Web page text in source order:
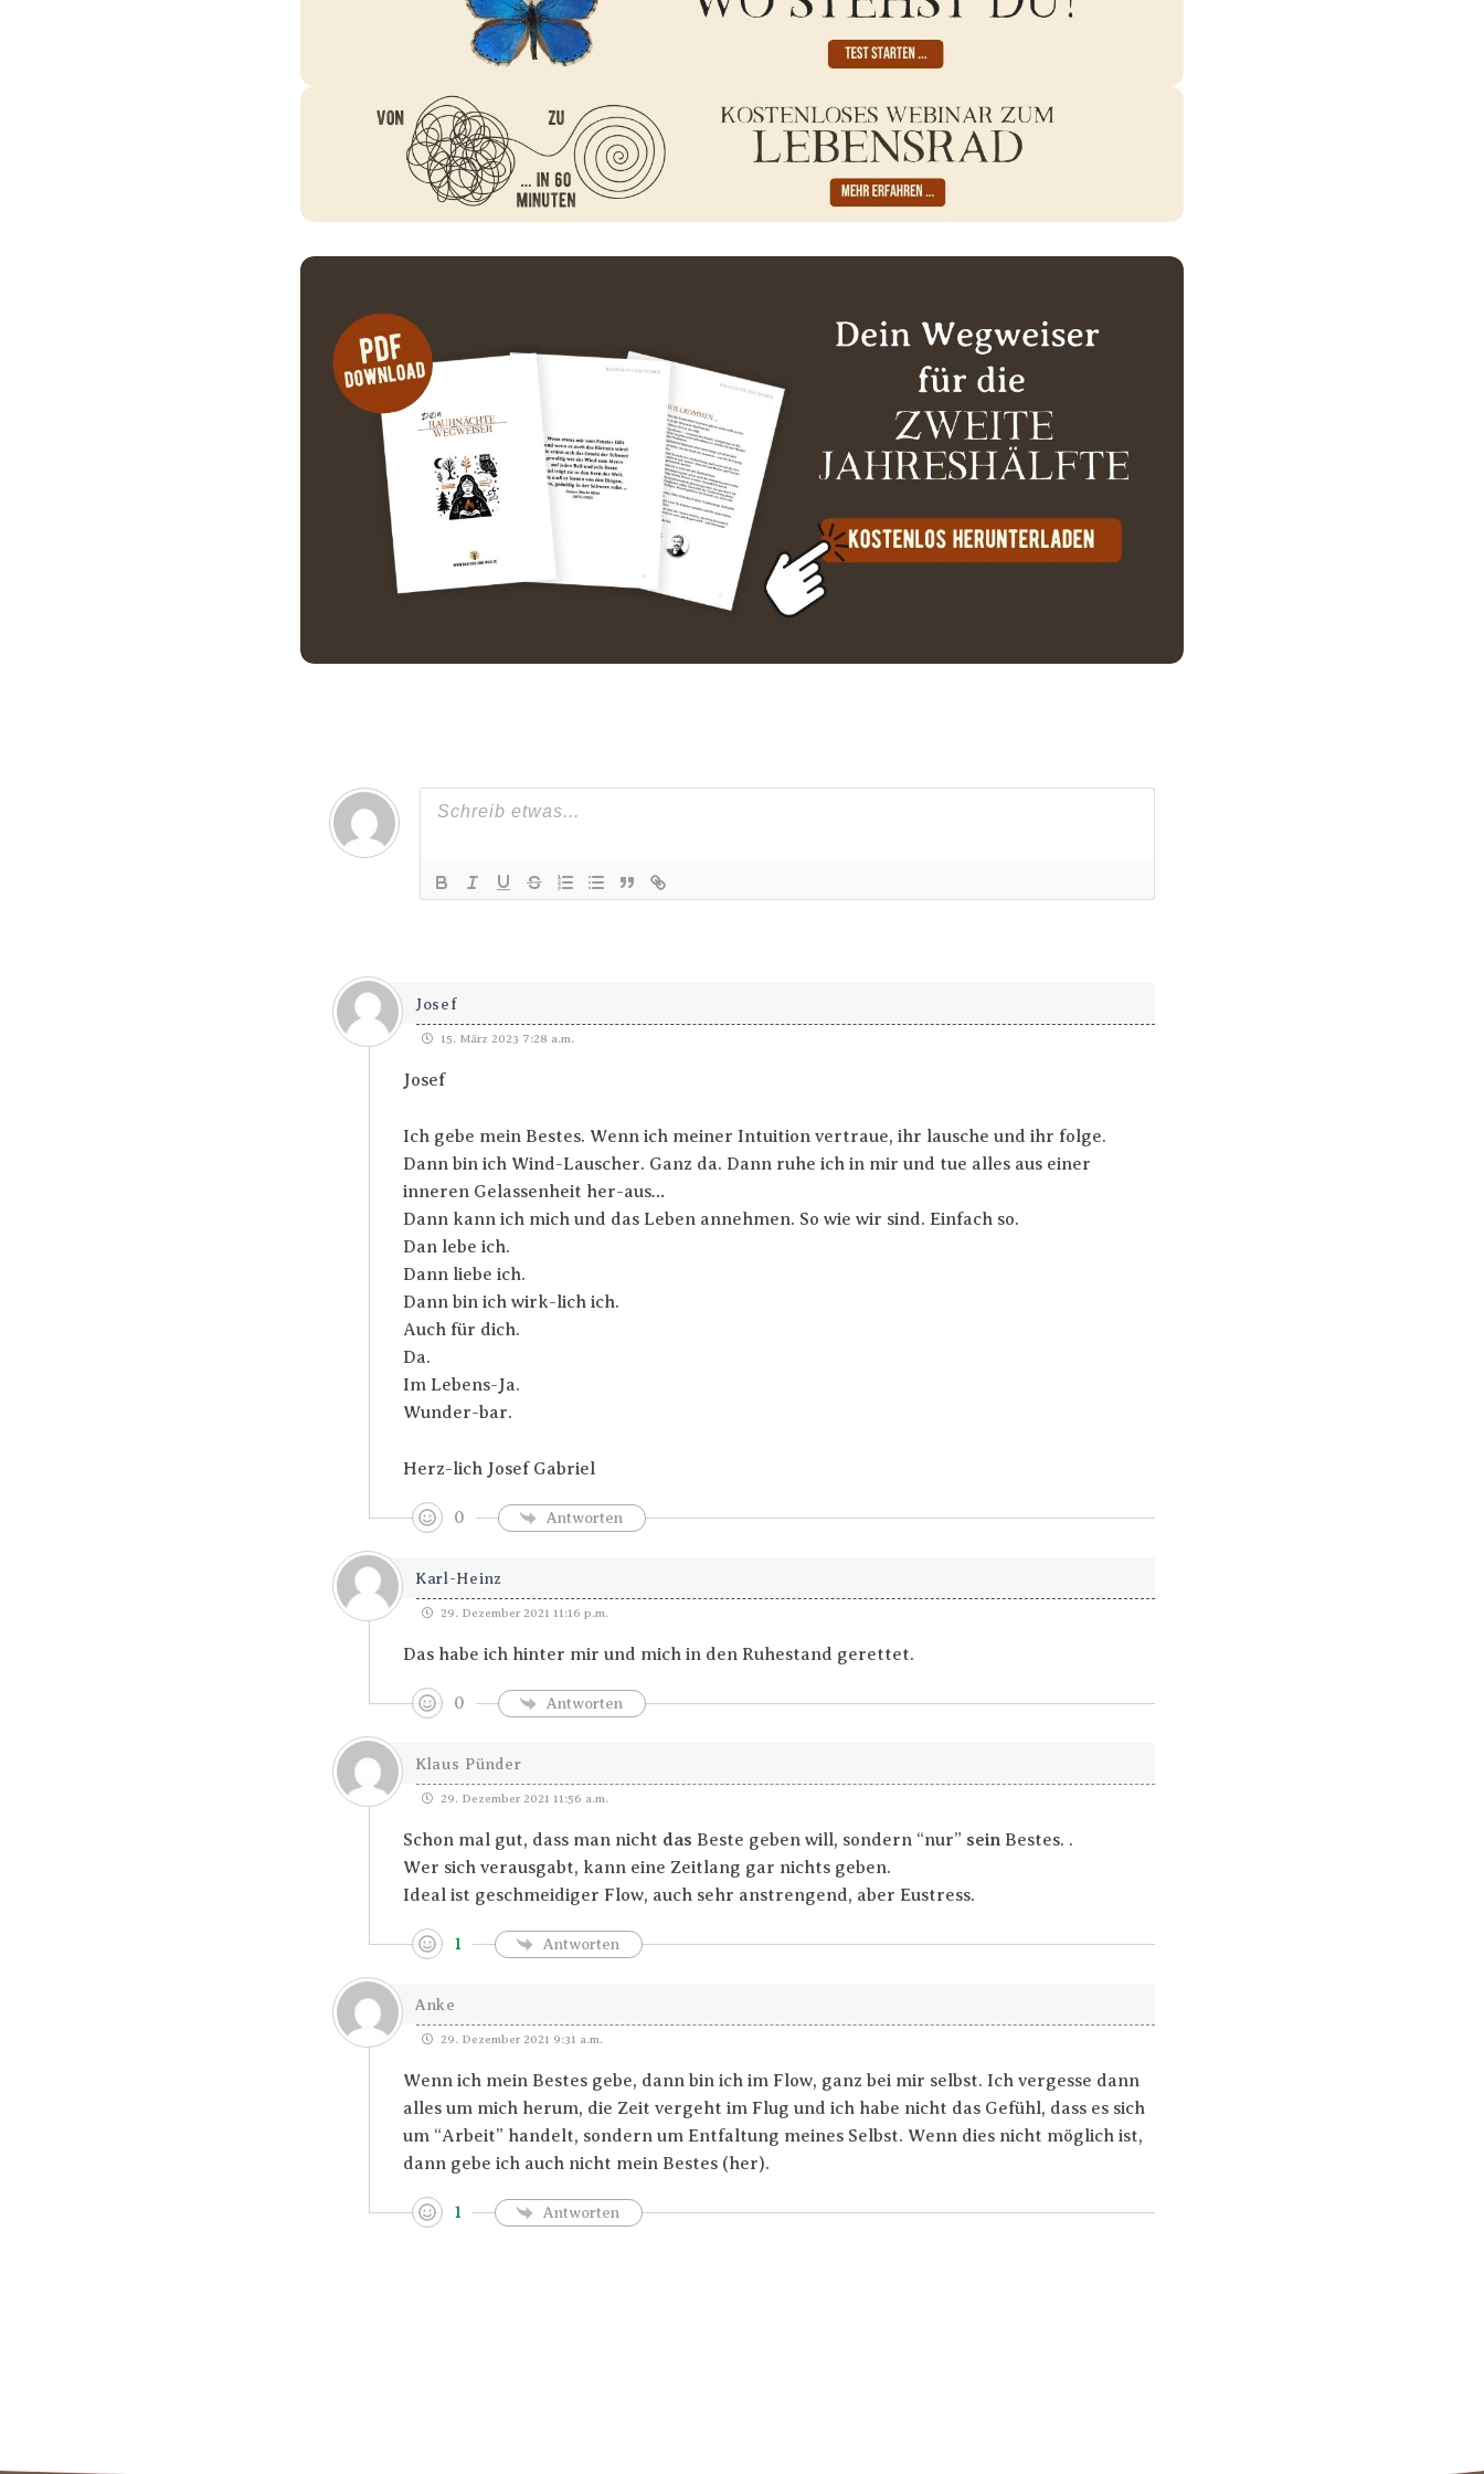
Josef
15. März 2023 7:28 a.m.
Josef
Ich gebe mein Bestes. Wenn ich meiner Intuition vertraue, ihr lausche und ihr folge.
Dann bin ich Wind-Lauscher. Ganz da. Dann ruhe ich in mir und tue alles aus einer
inneren Gelassenheit her-aus…
Dann kann ich mich und das Leben annehmen. So wie wir sind. Einfach so.
Dan lebe ich.
Dann liebe ich.
Dann bin ich wirk-lich ich.
Auch für dich.
Da.
Im Lebens-Ja.
Wunder-bar.
Herz-lich Josef Gabriel
0 Antworten
Karl-Heinz
29. Dezember 2021 11:16 p.m.
Das habe ich hinter mir und mich in den Ruhestand gerettet.
0 Antworten
Klaus Pünder
29. Dezember 2021 11:56 a.m.
Schon mal gut, dass man nicht das Beste geben will, sondern “nur” sein Bestes. .
Wer sich verausgabt, kann eine Zeitlang gar nichts geben.
Ideal ist geschmeidiger Flow, auch sehr anstrengend, aber Eustress.
1 Antworten
Anke
29. Dezember 2021 9:31 a.m.
Wenn ich mein Bestes gebe, dann bin ich im Flow, ganz bei mir selbst. Ich vergesse dann
alles um mich herum, die Zeit vergeht im Flug und ich habe nicht das Gefühl, dass es sich
um “Arbeit” handelt, sondern um Entfaltung meines Selbst. Wenn dies nicht möglich ist,
dann gebe ich auch nicht mein Bestes (her).
1 Antworten